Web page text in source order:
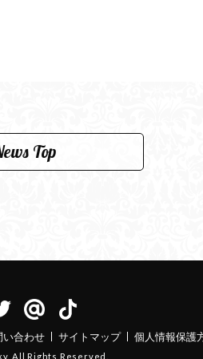
Top
い合わせ サイトマップ 個人情報保護
All Rights Reserved.